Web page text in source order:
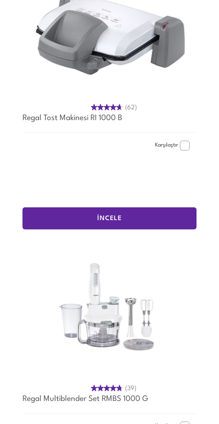
(62)
Regal Tost Makinesi RI 1000 B
Karşılaştır
İNCELE
(39)
Regal Multiblender Set RMBS 1000 G